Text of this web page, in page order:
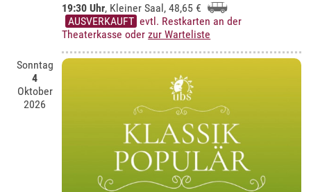
19:30 Uhr, Kleiner Saal, 48,65 €
AUSVERKAUFT evtl. Restkarten an der
Theaterkasse oderzur Warteliste
Sonntag
4
Oktober
2026